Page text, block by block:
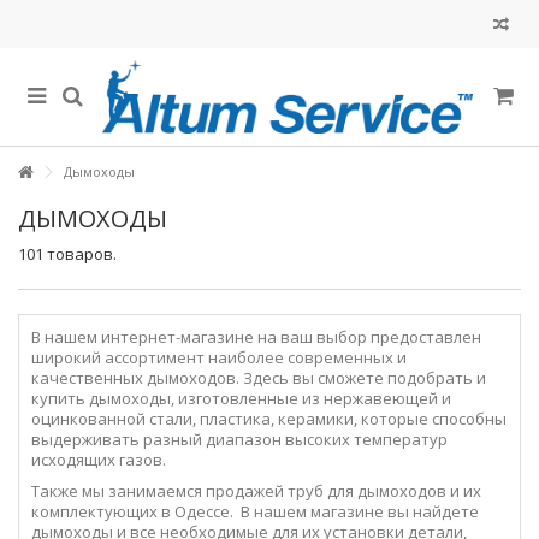
Дымоходы
ДЫМОХОДЫ
101 товаров.
В нашем интернет-магазине на ваш выбор предоставлен
широкий ассортимент наиболее современных и
качественных дымоходов. Здесь вы сможете подобрать и
купить дымоходы, изготовленные из нержавеющей и
оцинкованной стали, пластика, керамики, которые способны
выдерживать разный диапазон высоких температур
исходящих газов.
Также мы занимаемся продажей труб для дымоходов и их
комплектующих в Одессе. В нашем магазине вы найдете
дымоходы и все необходимые для их установки детали,